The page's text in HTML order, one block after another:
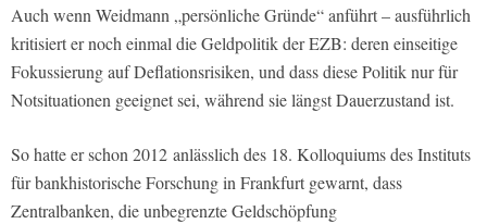
Auch wenn Weidmann „persönliche Gründe“ anführt – ausführlich
kritisiert er noch einmal die Geldpolitik der EZB: deren einseitige
Fokussierung auf Deflationsrisiken, und dass diese Politik nur für
Notsituationen geeignet sei, während sie längst Dauerzustand ist.
So hatte er schon 2012 anlässlich des 18. Kolloquiums des Instituts
für bankhistorische Forschung in Frankfurt gewarnt, dass
Zentralbanken, die unbegrenzte Geldschöpfung